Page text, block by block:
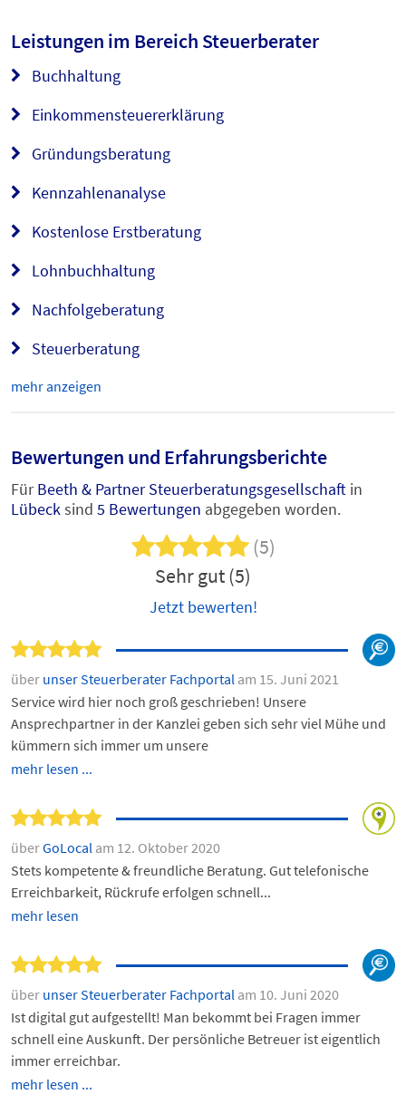
Leistungen im Bereich Steuerberater
Buchhaltung
Einkommensteuererklärung
Gründungsberatung
Kennzahlenanalyse
Kostenlose Erstberatung
Lohnbuchhaltung
Nachfolgeberatung
Steuerberatung
mehr anzeigen
Bewertungen und Erfahrungsberichte
FürBeeth & Partner Steuerberatungsgesellschaft in
Lübecksind 5 Bewertungen abgegeben worden.
(5)
Sehr gut (5)
Jetzt bewerten!
über unser Steuerberater Fachportal am 15. Juni 2021
Service wird hier noch groß geschrieben! Unsere
Ansprechpartner in der Kanzlei geben sich sehr viel Mühe und
kümmern sich immer um unsere
mehr lesen ...
überGoLocal am 12. Oktober 2020
Stets kompetente & freundliche Beratung. Gut telefonische
Erreichbarkeit, Rückrufe erfolgen schnell...
mehr lesen
über unser Steuerberater Fachportal am 10. Juni 2020
Ist digital gut aufgestellt! Man bekommt bei Fragen immer
schnell eine Auskunft. Der persönliche Betreuer ist eigentlich
immer erreichbar.
mehr lesen ...